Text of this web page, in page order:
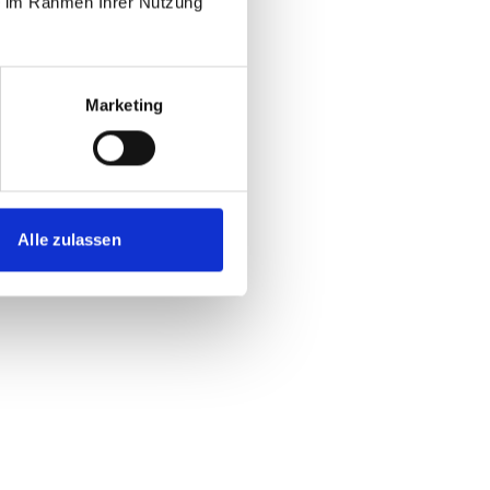
Marketing
Alle zulassen